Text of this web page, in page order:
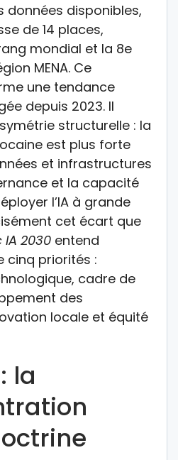
données disponibles,
de 14 places,
mondial et la 8e
MENA. Ce
une tendance
depuis 2023. Il
structurelle : la
est plus forte
et infrastructures
et la capacité
l’IA à grande
cet écart que
2030 entend
cinq priorités :
cadre de
des
locale et équité
la